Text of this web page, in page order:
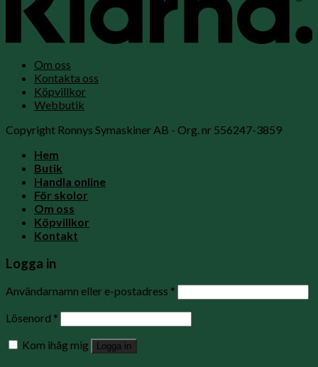
Om oss
Kontakta oss
Köpvillkor
Webbutik
Copyright Ronnys Symaskiner AB - Org. nr 556247-3859
Hem
Butik
Handla online
För skolor
Om oss
Köpvillkor
Kontakt
Logga in
Användarnamn eller e-postadress *
Lösenord *
Kom ihåg mig
Logga in